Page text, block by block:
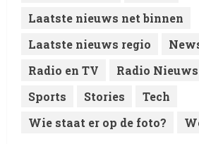
Laatste nieuws net binnen
Laatste nieuws regio
Radio en TV
Radio Nieuws
Sports
Stories
Tech
Wie staat er op de foto?